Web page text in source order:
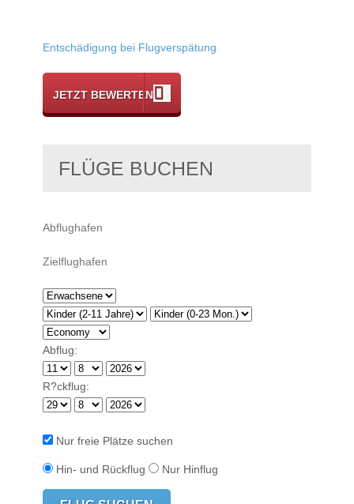
Entschädigung bei Flugverspätung
JETZT BEWERTEN
FLÜGE BUCHEN
Abflug:
R?ckflug:
Nur freie Plätze suchen
Hin- und Rückflug Nur Hinflug